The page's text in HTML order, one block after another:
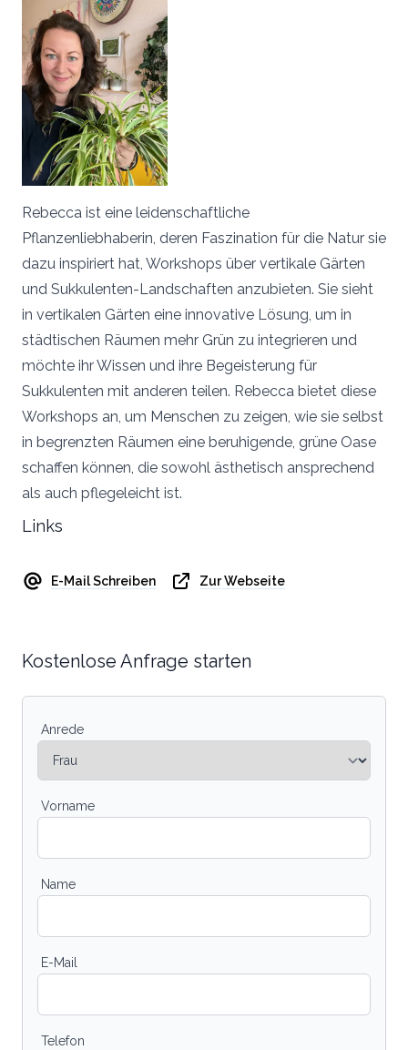
Rebecca ist eine leidenschaftliche
Pflanzenliebhaberin, deren Faszination für die Natur sie
dazu inspiriert hat, Workshops über vertikale Gärten
und Sukkulenten-Landschaften anzubieten. Sie sieht
in vertikalen Gärten eine innovative Lösung, um in
städtischen Räumen mehr Grün zu integrieren und
möchte ihr Wissen und ihre Begeisterung für
Sukkulenten mit anderen teilen. Rebecca bietet diese
Workshops an, um Menschen zu zeigen, wie sie selbst
in begrenzten Räumen eine beruhigende, grüne Oase
schaffen können, die sowohl ästhetisch ansprechend
als auch pflegeleicht ist.
Links
E-Mail Schreiben Zur Webseite
Kostenlose Anfrage starten
Anrede
Vorname
Name
E-Mail
Telefon